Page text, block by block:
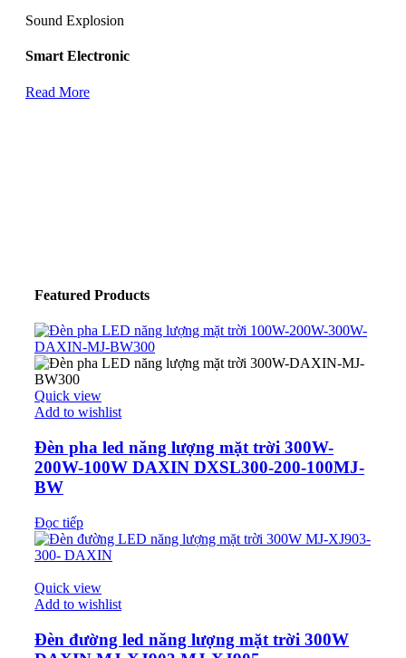
Sound Explosion
Smart Electronic
Read More
Featured Products
Quick view
Add to wishlist
Đèn pha led năng lượng mặt trời 300W-
200W-100W DAXIN DXSL300-200-100MJ-
BW
Đọc tiếp
Quick view
Add to wishlist
Đèn đường led năng lượng mặt trời 300W